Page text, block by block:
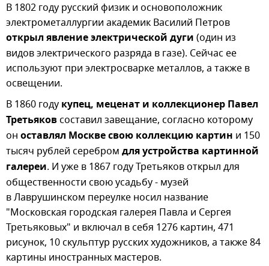
В 1802 году русский физик и основоположник
электрометаллургии академик Василий Петров
открыл явление электрической дуги (один из
видов электрического разряда в газе). Сейчас ее
используют при электросварке металлов, а также в
освещении.
В 1860 году купец, меценат и коллекционер Павел
Третьяков составил завещание, согласно которому
он оставлял Москве свою коллекцию картин и 150
тысяч рублей серебром для устройства картинной
галереи. И уже в 1867 году Третьяков открыл для
общественности свою усадьбу - музей
в Лаврушинском переулке носил название
"Московская городская галерея Павла и Сергея
Третьяковых" и включал в себя 1276 картин, 471
рисунок, 10 скульптур русских художников, а также 84
картины иностранных мастеров.